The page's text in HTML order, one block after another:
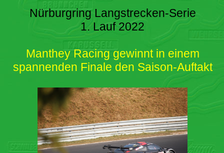
Nürburgring Langstrecken-Serie
1. Lauf 2022
Manthey Racing gewinnt in einem
spannenden Finale den Saison-Auftakt